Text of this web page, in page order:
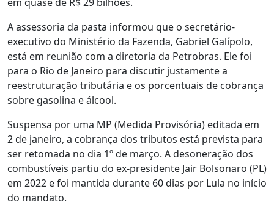
A assessoria da pasta informou que o secretário-
executivo do Ministério da Fazenda, Gabriel Galípolo,
está em reunião com a diretoria da Petrobras. Ele foi
para o Rio de Janeiro para discutir justamente a
reestruturação tributária e os porcentuais de cobrança
sobre gasolina e álcool.
Suspensa por uma MP (Medida Provisória) editada em
2 de janeiro, a cobrança dos tributos está prevista para
ser retomada no dia 1º de março. A desoneração dos
combustíveis partiu do ex-presidente Jair Bolsonaro (PL)
em 2022 e foi mantida durante 60 dias por Lula no início
do mandato.